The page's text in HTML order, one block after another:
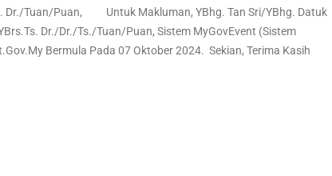
Dr./Tuan/Puan, Untuk Makluman, YBhg. Tan Sri/YBhg. Datuk
Dr./Dr./Ts./Tuan/Puan, Sistem MyGovEvent (Sistem
Bermula Pada 07 Oktober 2024. Sekian, Terima Kasih